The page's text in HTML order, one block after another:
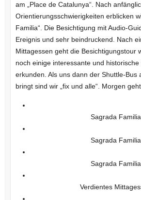
am „Place de Catalunya“. Nach
Orientierungsschwierigkeiten erblicken
Familia“. Die Besichtigung mit Audio-
Ereignis und sehr beindruckend. Nach
Mittagessen geht die Besichtigungstour
noch einige interessante und historische
erkunden. Als uns dann der Shuttle-Bus
bringt sind wir „fix und alle“. Morgen
Sagrada Familia
Sagrada Familia
Sagrada Familia
Verdientes